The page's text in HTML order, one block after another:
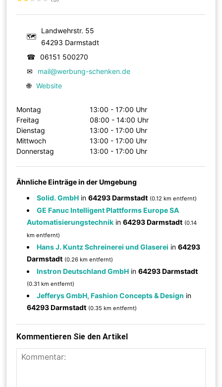
🗺
Landwehrstr. 55
64293 Darmstadt
☎
06151 500270
✉
mail@werbung-schenken.de
🌐 Website
Montag
13:00 - 17:00 Uhr
Freitag
08:00 - 14:00 Uhr
Dienstag
13:00 - 17:00 Uhr
Mittwoch
13:00 - 17:00 Uhr
Donnerstag
13:00 - 17:00 Uhr
Ähnliche Einträge in der Umgebung
Solid. GmbH in64293 Darmstadt (0.12 km entfernt)
GE Fanuc Intelligent Plattforms Europe SA
Automatisierungstechnik in64293 Darmstadt (0.14
km entfernt)
Hans J. Kuntz Schreinerei und Glaserei in64293
Darmstadt (0.26 km entfernt)
Instron Deutschland GmbH in64293 Darmstadt
(0.31 km entfernt)
Jefferys GmbH, Fashion Concepts & Design in
64293 Darmstadt (0.35 km entfernt)
Kommentieren Sie den Artikel